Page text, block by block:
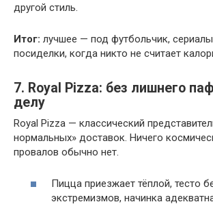
другой стиль.
Итог: лучшее — под футбольчик,
посиделки, когда никто не считает
7. Royal Pizza: без лишнего
делу
Royal Pizza — классический
нормальных» доставок. Ничего
провалов обычно нет.
Пицца приезжает тёплой, тесто
экстремизмов, начинка